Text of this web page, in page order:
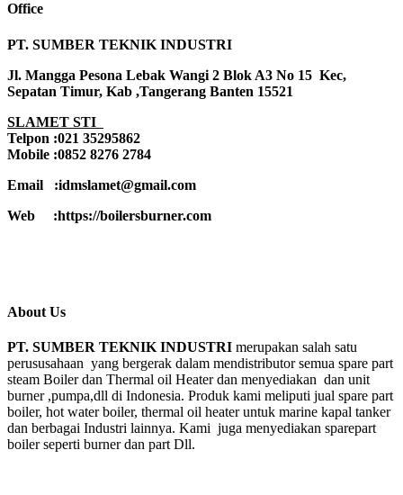
Office
PT. SUMBER TEKNIK INDUSTRI
Jl. Mangga Pesona Lebak Wangi 2 Blok A3 No 15 Kec,
Sepatan Timur, Kab ,Tangerang Banten 15521
SLAMET STI
Telpon :021 35295862
Mobile :0852 8276 2784
Email :idmslamet@gmail.com
Web :https://boilersburner.com
About Us
PT. SUMBER TEKNIK INDUSTRI merupakan salah satu
perususahaan yang bergerak dalam mendistributor semua spare part
steam Boiler dan Thermal oil Heater dan menyediakan dan unit
burner ,pumpa,dll di Indonesia. Produk kami meliputi jual spare part
boiler, hot water boiler, thermal oil heater untuk marine kapal tanker
dan berbagai Industri lainnya. Kami juga menyediakan sparepart
boiler seperti burner dan part Dll.